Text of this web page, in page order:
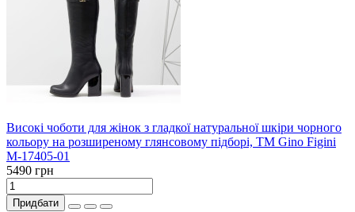
Високі чоботи для жінок з гладкої натуральної шкіри чорного
кольору на розширеному глянсовому підборі, ТМ Gino Figini
М-17405-01
5490 грн
Придбати